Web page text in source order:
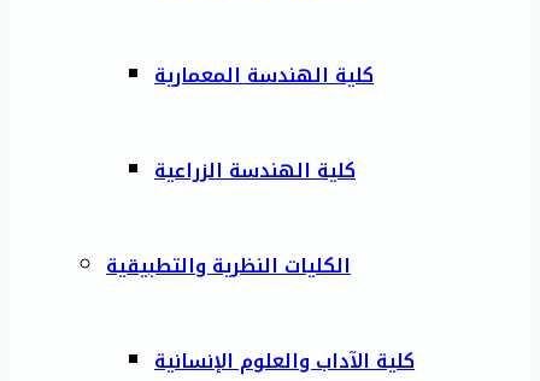
كلية الهندسة المعمارية
كلية الهندسة الزراعية
الكليات النظرية والتطبيقية
كلية الآداب والعلوم الإنسانية